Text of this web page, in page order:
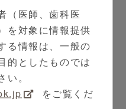
（医師、歯科医
を対象に情報提供
る情報は、一般の
的としたものでは
。
をご覧くだ